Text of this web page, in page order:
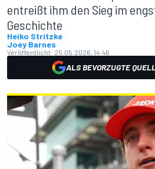
entreißt ihm den Sieg im
Geschichte
Heiko Stritzke
Joey Barnes
Veröffentlicht: 25.05.2026, 14:46
ALS BEVORZUGTE